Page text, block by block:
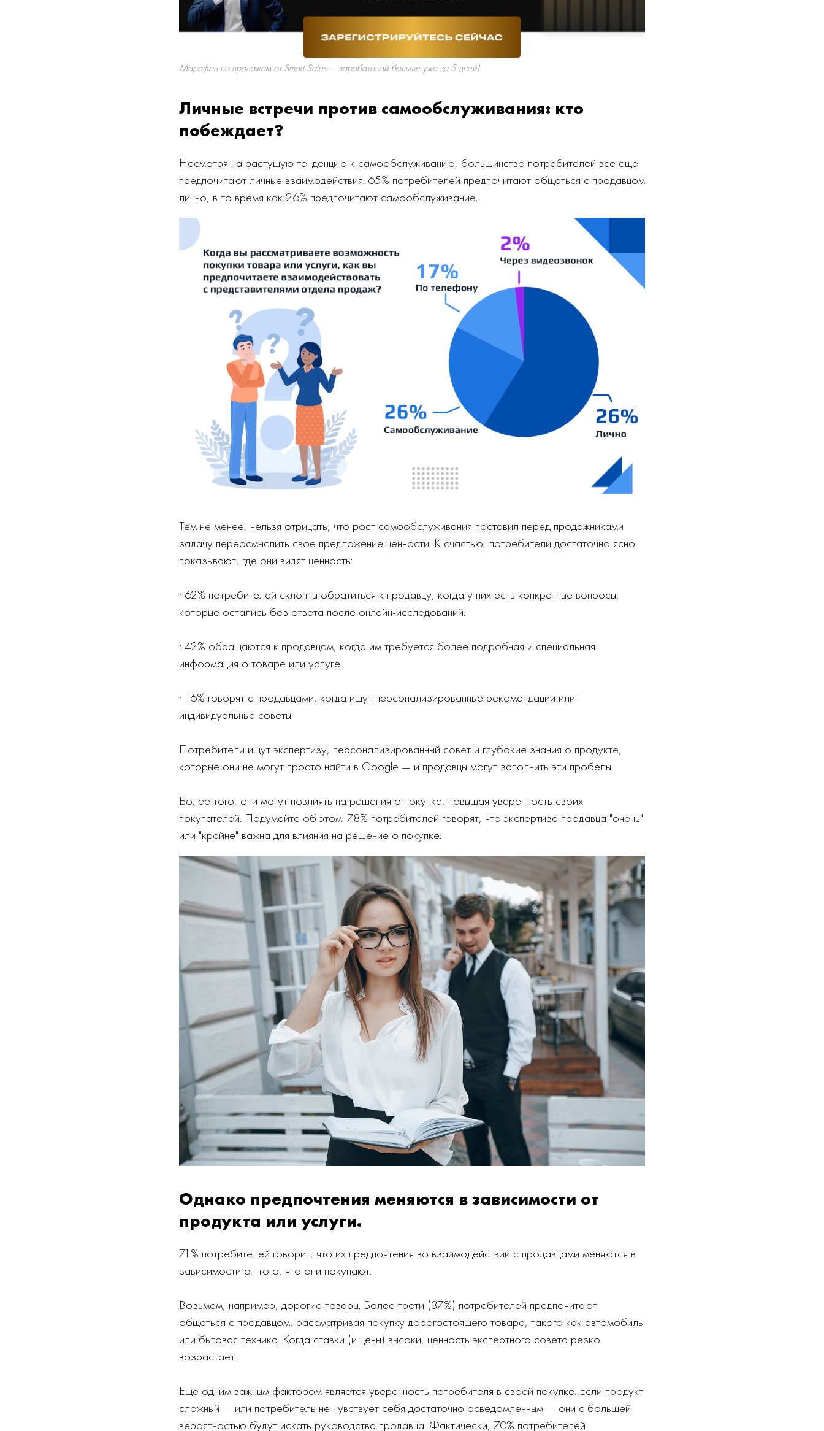
Марафон по продажам от Smart Sales — зарабатывай больше уже за 5 дней!
Личные встречи против самообслуживания: кто
побеждает?
Несмотря на растущую тенденцию к самообслуживанию, большинство потребителей все еще
предпочитают личные взаимодействия. 65% потребителей предпочитают общаться с продавцом
лично, в то время как 26% предпочитают самообслуживание.
Тем не менее, нельзя отрицать, что рост самообслуживания поставил перед продажниками
задачу переосмыслить свое предложение ценности. К счастью, потребители достаточно ясно
показывают, где они видят ценность:
· 62% потребителей склонны обратиться к продавцу, когда у них есть конкретные вопросы,
которые остались без ответа после онлайн-исследований.
· 42% обращаются к продавцам, когда им требуется более подробная и специальная
информация о товаре или услуге.
· 16% говорят с продавцами, когда ищут персонализированные рекомендации или
индивидуальные советы.
Потребители ищут экспертизу, персонализированный совет и глубокие знания о продукте,
которые они не могут просто найти в Google — и продавцы могут заполнить эти пробелы.
Более того, они могут повлиять на решения о покупке, повышая уверенность своих
покупателей. Подумайте об этом: 78% потребителей говорят, что экспертиза продавца "очень"
или "крайне" важна для влияния на решение о покупке.
Однако предпочтения меняются в зависимости от
продукта или услуги.
71% потребителей говорит, что их предпочтения во взаимодействии с продавцами меняются в
зависимости от того, что они покупают.
Возьмем, например, дорогие товары. Более трети (37%) потребителей предпочитают
общаться с продавцом, рассматривая покупку дорогостоящего товара, такого как автомобиль
или бытовая техника. Когда ставки (и цены) высоки, ценность экспертного совета резко
возрастает.
Еще одним важным фактором является уверенность потребителя в своей покупке. Если продукт
сложный — или потребитель не чувствует себя достаточно осведомленным — они с большей
вероятностью будут искать руководства продавца. Фактически, 70% потребителей